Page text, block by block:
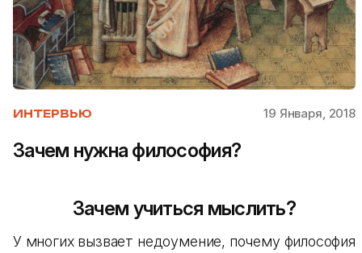
ИНТЕРВЬЮ 19 Января, 2018
Зачем нужна философия?
Зачем учиться мыслить?
У многих вызвает недоумение, почему философия